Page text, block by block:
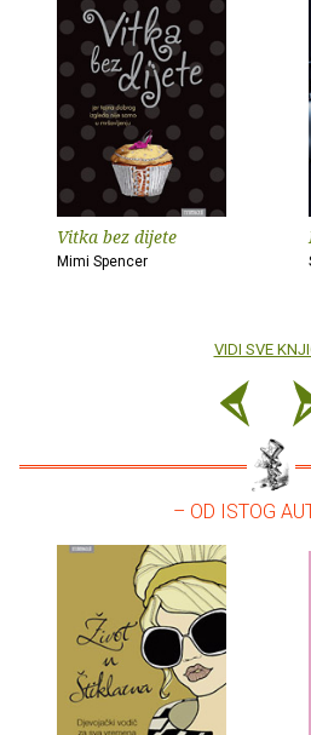
Vitka bez dijete
Mimi Spencer
VIDI SVE
– OD ISTOG